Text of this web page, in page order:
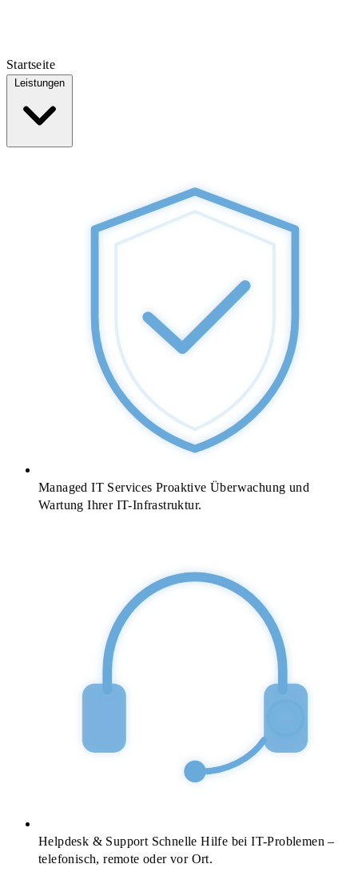
Startseite
Managed IT Services Proaktive Überwachung und
Wartung Ihrer IT-Infrastruktur.
Helpdesk & Support Schnelle Hilfe bei IT-Problemen –
telefonisch, remote oder vor Ort.